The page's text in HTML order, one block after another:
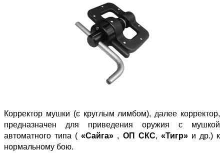
Корректор мушки (с круглым лимбом), далее корректор,
предназначен для приведения оружия с мушкой
автоматного типа ( «Сайга» , ОП СКС, «Тигр» и др.) к
нормальному бою.